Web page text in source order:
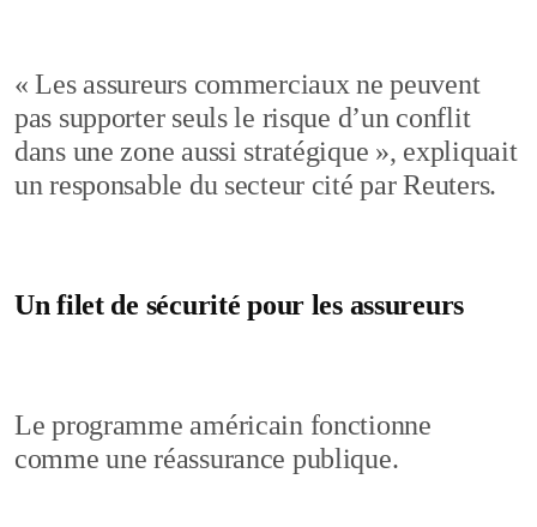
« Les assureurs commerciaux ne peuvent
pas supporter seuls le risque d’un conflit
dans une zone aussi stratégique », expliquait
un responsable du secteur cité par Reuters.
Un filet de sécurité pour les assureurs
Le programme américain fonctionne
comme une réassurance publique.